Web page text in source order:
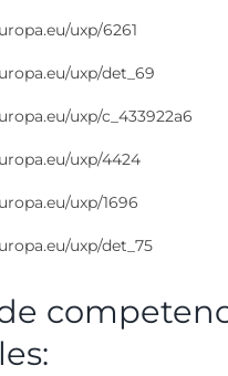
uxp/6261
uxp/det_69
uxp/c_433922a6
uxp/4424
uxp/1696
uxp/det_75